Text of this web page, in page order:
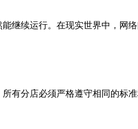
继续运行。在现实世界中，网
分店必须严格遵守相同的标